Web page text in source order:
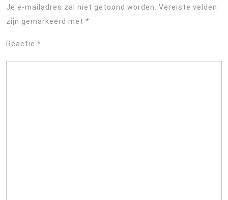
Je e-mailadres zal niet getoond worden.
Vereiste velden
zijn gemarkeerd met *
Reactie *